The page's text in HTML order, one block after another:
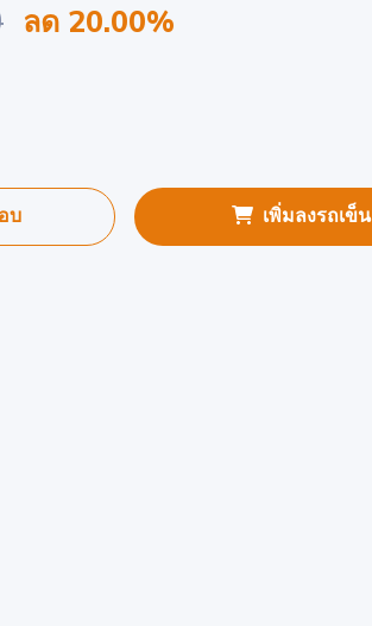
ลด 20.00%
บ เพิ่มลงรถเข็น